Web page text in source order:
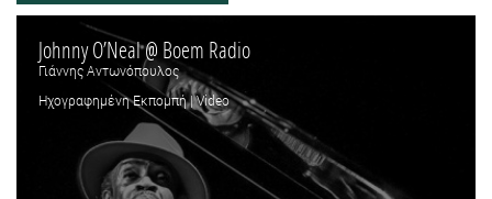
Johnny O’Neal @ Boem Radio
Γιάννης Αντωνόπουλος
Ηχογραφημένη Εκπομπή | Video